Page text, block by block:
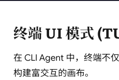
终端 UI 模式
在 CLI Agent 中，终端不
构建富交互的画布。